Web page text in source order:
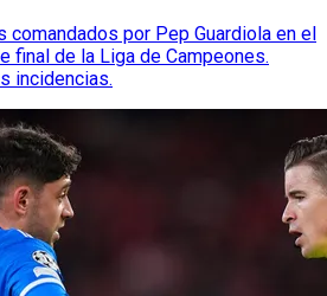
comandados por Pep Guardiola en el
final de la Liga de Campeones.
incidencias.